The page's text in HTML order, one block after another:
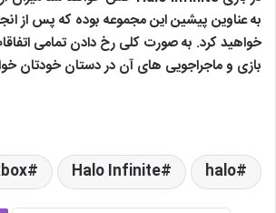
به عناوین پیشین این مجموعه بوده که پس از
خواهید کرد. به صورت کلی رخ دادن تمامی
بازی و ماجراجویی های آن در دستان خودتان
halo
Halo Infinite